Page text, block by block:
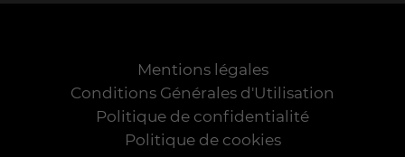
Mentions légales
Conditions Générales d'Utilisation
Politique de confidentialité
Politique de cookies